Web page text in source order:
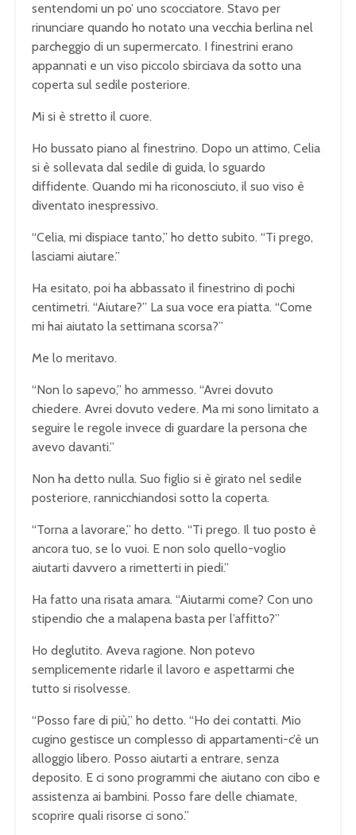
sentendomi un po’ uno scocciatore. Stavo per
rinunciare quando ho notato una vecchia berlina nel
parcheggio di un supermercato. I finestrini erano
appannati e un viso piccolo sbirciava da sotto una
coperta sul sedile posteriore.
Mi si è stretto il cuore.
Ho bussato piano al finestrino. Dopo un attimo, Celia
si è sollevata dal sedile di guida, lo sguardo
diffidente. Quando mi ha riconosciuto, il suo viso è
diventato inespressivo.
“Celia, mi dispiace tanto,” ho detto subito. “Ti prego,
lasciami aiutare.”
Ha esitato, poi ha abbassato il finestrino di pochi
centimetri. “Aiutare?” La sua voce era piatta. “Come
mi hai aiutato la settimana scorsa?”
Me lo meritavo.
“Non lo sapevo,” ho ammesso. “Avrei dovuto
chiedere. Avrei dovuto vedere. Ma mi sono limitato a
seguire le regole invece di guardare la persona che
avevo davanti.”
Non ha detto nulla. Suo figlio si è girato nel sedile
posteriore, rannicchiandosi sotto la coperta.
“Torna a lavorare,” ho detto. “Ti prego. Il tuo posto è
ancora tuo, se lo vuoi. E non solo quello-voglio
aiutarti davvero a rimetterti in piedi.”
Ha fatto una risata amara. “Aiutarmi come? Con uno
stipendio che a malapena basta per l’affitto?”
Ho deglutito. Aveva ragione. Non potevo
semplicemente ridarle il lavoro e aspettarmi che
tutto si risolvesse.
“Posso fare di più,” ho detto. “Ho dei contatti. Mio
cugino gestisce un complesso di appartamenti-c’è un
alloggio libero. Posso aiutarti a entrare, senza
deposito. E ci sono programmi che aiutano con cibo e
assistenza ai bambini. Posso fare delle chiamate,
scoprire quali risorse ci sono.”